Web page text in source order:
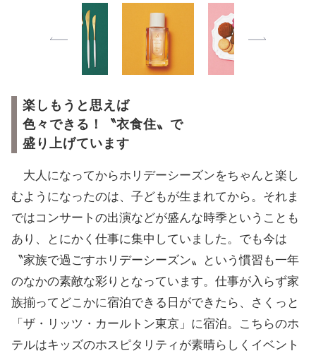
楽しもうと思えば
色々できる！〝衣食住〟で
盛り上げています
大人になってからホリデーシーズンをちゃんと楽し
むようになったのは、子どもが生まれてから。それま
ではコンサートの出演などが盛んな時季ということも
あり、とにかく仕事に集中していました。でも今は
〝家族で過ごすホリデーシーズン〟という慣習も一年
のなかの素敵な彩りとなっています。仕事が入らず家
族揃ってどこかに宿泊できる日ができたら、さくっと
「ザ・リッツ・カールトン東京」に宿泊。こちらのホ
テルはキッズのホスピタリティが素晴らしくイベント